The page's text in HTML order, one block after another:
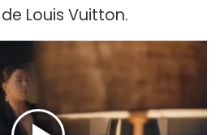
Louis Vuitton.